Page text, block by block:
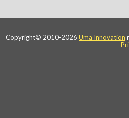
Copyright© 2010-2026 Uma Innovation